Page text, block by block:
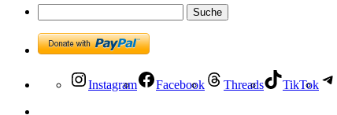
Instagram Facebook Threads TikTok